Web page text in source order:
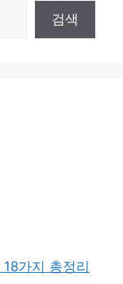
검색
가지 총정리